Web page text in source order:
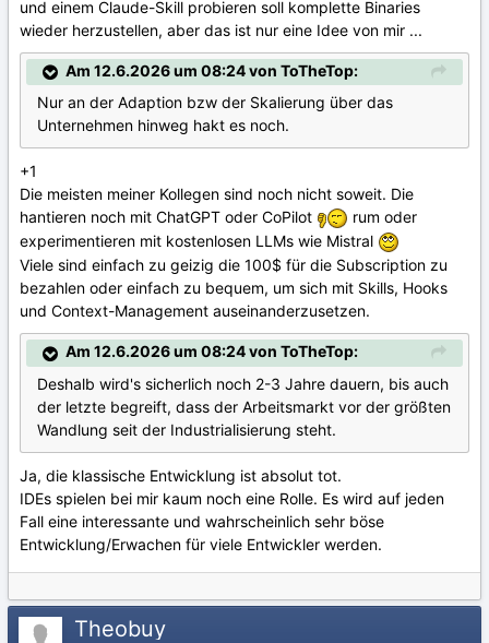
und einem Claude-Skill probieren soll komplette Binaries
wieder herzustellen, aber das ist nur eine Idee von mir ...
Am 12.6.2026 um 08:24 von ToTheTop:
Nur an der Adaption bzw der Skalierung über das
Unternehmen hinweg hakt es noch.
+1
Die meisten meiner Kollegen sind noch nicht soweit. Die
hantieren noch mit ChatGPT oder CoPilot
rum oder
experimentieren mit kostenlosen LLMs wie Mistral
Viele sind einfach zu geizig die 100$ für die Subscription zu
bezahlen oder einfach zu bequem, um sich mit Skills, Hooks
und Context-Management auseinanderzusetzen.
Am 12.6.2026 um 08:24 von ToTheTop:
Deshalb wird's sicherlich noch 2-3 Jahre dauern, bis auch
der letzte begreift, dass der Arbeitsmarkt vor der größten
Wandlung seit der Industrialisierung steht.
Ja, die klassische Entwicklung ist absolut tot.
IDEs spielen bei mir kaum noch eine Rolle. Es wird auf jeden
Fall eine interessante und wahrscheinlich sehr böse
Entwicklung/Erwachen für viele Entwickler werden.
Theobuy